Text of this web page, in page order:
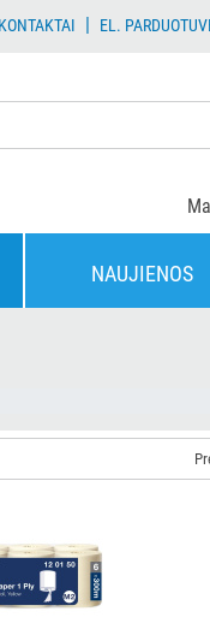
KONTAKTAI | EL.
NAUJIENOS